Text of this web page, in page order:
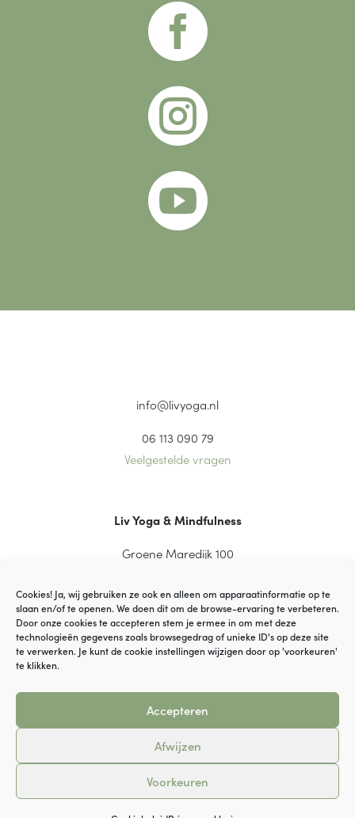
Cookies! Ja, wij gebruiken ze ook en alleen om apparaatinformatie op te
slaan en/of te openen. We doen dit om de browse-ervaring te verbeteren.
Door onze cookies te accepteren stem je ermee in om met deze
technologieën gegevens zoals browsegedrag of unieke ID's op deze site
te verwerken. Je kunt de cookie instellingen wijzigen door op 'voorkeuren'
te klikken.
Accepteren
Afwijzen
Voorkeuren



info@livyoga.nl
06 113 090 79
Veelgestelde vragen
Liv Yoga & Mindfulness
Groene Maredijk 100
© VOF YaGi Yoga
Cookiebeleid
Algemene Voorwaarden